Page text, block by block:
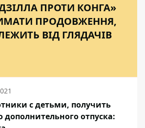
ПРОТИ КОНГА»
ПРОДОВЖЕННЯ,
ВІД ГЛЯДАЧІВ
с детьми, получить
дополнительного отпуска: